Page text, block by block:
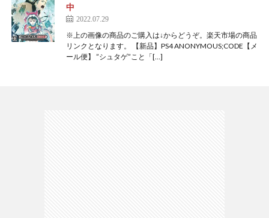
中
2022.07.29
※上の画像の商品のご購入は↓からどうぞ。楽天市場の商品
リンクとなります。 【新品】PS4 ANONYMOUS;CODE【メ
ール便】 ”シュタゲ”こと「[…]